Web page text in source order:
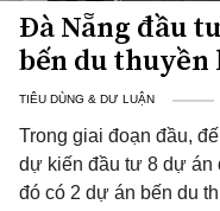
Đà Nẵng đầu
bến du thuyền
TIÊU DÙNG & DƯ LUẬN
Trong giai đoạn đầu,
dự kiến đầu tư 8 dự án
đó có 2 dự án bến du